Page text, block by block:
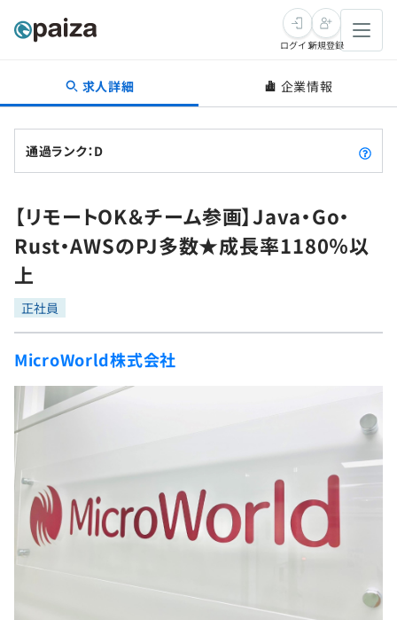
転職・キャリア
転職成功ガイド
転職エージェント
インタビュー
新卒就活
求人検索
本選考
インターン
新卒エージェント
イベント・セミナー
就活成功ガイド
学習
問題集
4択課題
ナレッジ
プラン
個人向けプラン
プログラミング言語
評価結果一覧
ゲーム・マンガ
Tech Team Journal
paiza times
paizaとは？
ログイン新規登録
求人詳細 企業情報
通過ランク：D
【リモートOK＆チーム参画】Java・Go・
Rust・AWSのPJ多数★成長率1180％以
上
正社員
MicroWorld株式会社